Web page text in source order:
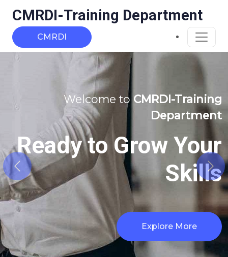
CMRDI-Training Department
CMRDI
Welcome to
Department
Unlock
Growth
Explore More
Welcome to CMRDI-Training
Department
Ready to Grow Your
Skills
Explore More
Previous